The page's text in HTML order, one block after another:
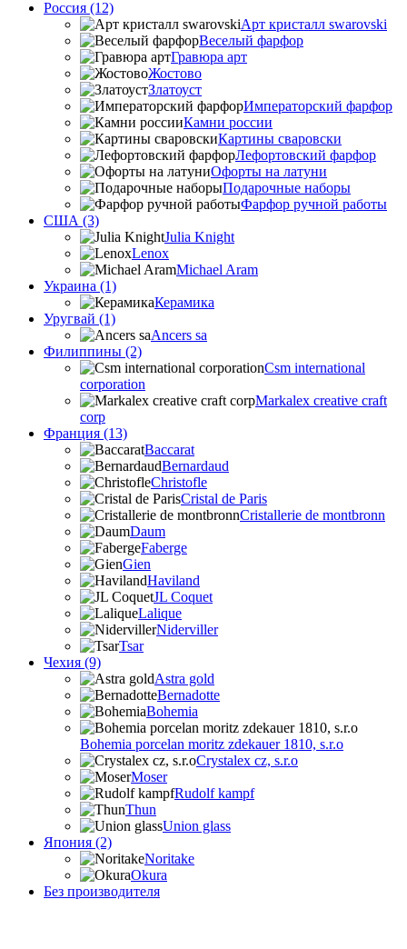
Россия (12)
Арт кристалл swarovski
Веселый фарфор
Гравюра арт
Жостово
Златоуст
Императорский фарфор
Камни россии
Картины сваровски
Лефортовский фарфор
Офорты на латуни
Подарочные наборы
Фарфор ручной работы
США (3)
Julia Knight
Lenox
Michael Aram
Украина (1)
Керамика
Уругвай (1)
Ancers sa
Филиппины (2)
Csm international
corporation
Markalex creative craft
corp
Франция (13)
Baccarat
Bernardaud
Christofle
Cristal de Paris
Cristallerie de montbronn
Daum
Faberge
Gien
Haviland
JL Coquet
Lalique
Niderviller
Tsar
Чехия (9)
Astra gold
Bernadotte
Bohemia
Bohemia porcelan moritz zdekauer 1810, s.r.o
Crystalex cz, s.r.o
Moser
Rudolf kampf
Thun
Union glass
Япония (2)
Noritake
Okura
Без производителя